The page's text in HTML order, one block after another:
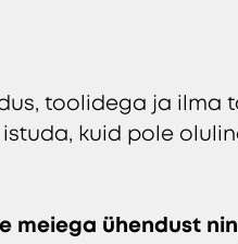
toolidega ja ilma
kuid pole
meiega ühendust